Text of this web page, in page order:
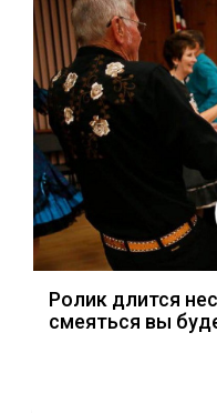
Ролик длится
смеяться вы